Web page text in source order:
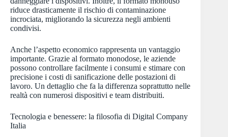
riduce drasticamente il rischio di contaminazione
incrociata, migliorando la sicurezza negli ambienti
condivisi.
Anche l’aspetto economico rappresenta un vantaggio
importante. Grazie al formato monodose, le aziende
possono controllare facilmente i consumi e stimare con
precisione i costi di sanificazione delle postazioni di
lavoro. Un dettaglio che fa la differenza soprattutto nelle
realtà con numerosi dispositivi e team distribuiti.
Tecnologia e benessere: la filosofia di Digital Company
Italia